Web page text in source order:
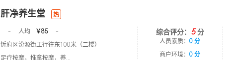
肝净养生堂 热
- 人均 ￥85
-
忻府区汾源街工行往东100米（二楼）
足疗按摩，推拿按摩，养...
综合评分： 5分
人员素质： 0 分
商户环境： 0 分